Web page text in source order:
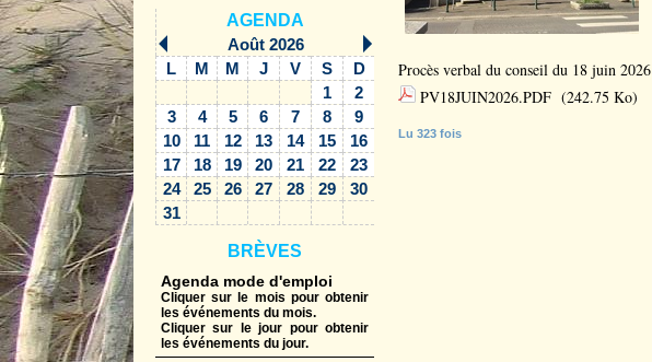
AGENDA
Août 2026
L
M M J V S
D
1
2
3
4 5 6 7 8
9
10
11 12 13 14 15
16
17
18 19 20 21 22
23
24
25 26 27 28 29
30
31
BRÈVES
Agenda mode d'emploi
Cliquer sur le mois pour obtenir
les événements du mois.
Cliquer sur le jour pour obtenir
les événements du jour.
Procès verbal du conseil du 18 juin 2026
PV18JUIN2026.PDF (242.75 Ko)
Lu 323 fois